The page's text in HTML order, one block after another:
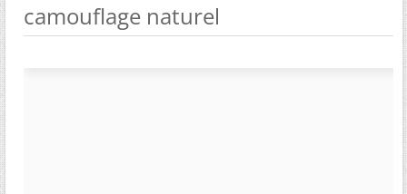
camouflage naturel